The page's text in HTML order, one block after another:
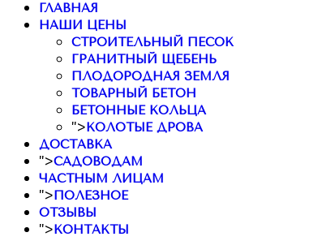
ГЛАВНАЯ
НАШИ ЦЕНЫ
СТРОИТЕЛЬНЫЙ ПЕСОК
ГРАНИТНЫЙ ЩЕБЕНЬ
ПЛОДОРОДНАЯ ЗЕМЛЯ
ТОВАРНЫЙ БЕТОН
БЕТОННЫЕ КОЛЬЦА
">КОЛОТЫЕ ДРОВА
ДОСТАВКА
">САДОВОДАМ
ЧАСТНЫМ ЛИЦАМ
">ПОЛЕЗНОЕ
ОТЗЫВЫ
">КОНТАКТЫ